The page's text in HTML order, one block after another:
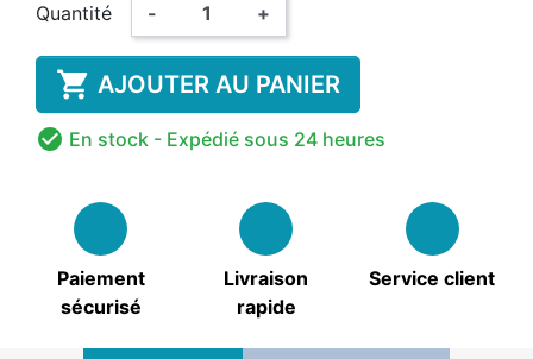
Quantité - +
 AJOUTER AU PANIER
 En stock - Expédié sous 24 heures
Paiement
sécurisé
Livraison
rapide
Service client